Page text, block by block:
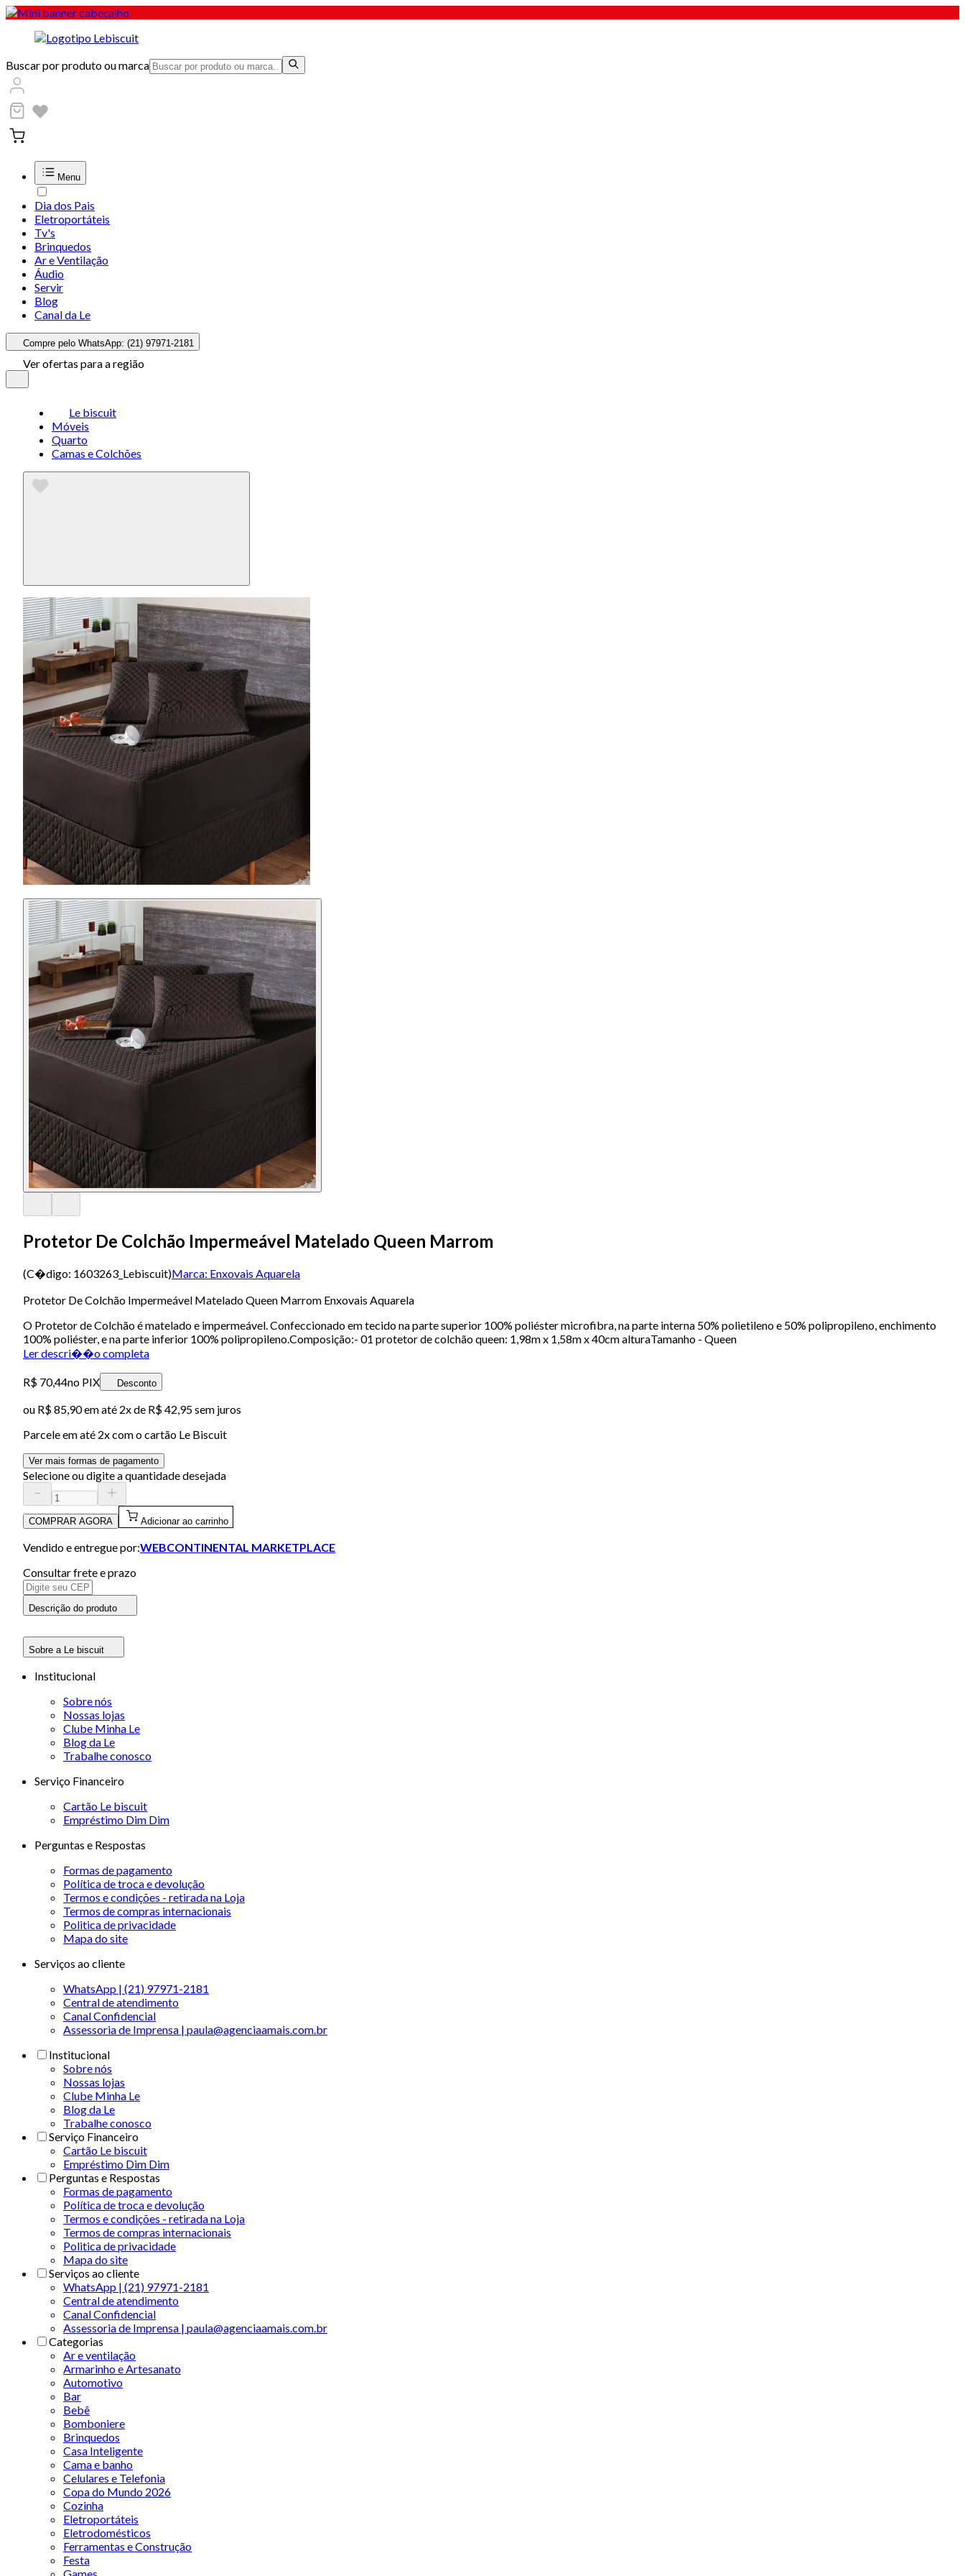
Buscar por produto ou marca
Menu
Dia dos Pais
Eletroportáteis
Tv's
Brinquedos
Ar e Ventilação
Áudio
Servir
Blog
Canal da Le
Compre pelo WhatsApp: (21) 97971-2181
Ver ofertas para a região
Le biscuit
Móveis
Quarto
Camas e Colchões
Protetor De Colchão Impermeável Matelado Queen Marrom
(C�digo: 1603263_Lebiscuit)Marca: Enxovais Aquarela
Protetor De Colchão Impermeável Matelado Queen Marrom Enxovais Aquarela
O Protetor de Colchão é matelado e impermeável. Confeccionado em tecido na parte superior 100% poliéster microfibra, na parte interna 50% polietileno e 50% polipropileno, enchimento
100% poliéster, e na parte inferior 100% polipropileno.Composição:- 01 protetor de colchão queen: 1,98m x 1,58m x 40cm alturaTamanho - Queen
Ler descri��o completa
R$ 70,44no PIX Desconto
ou R$ 85,90em até 2x de R$ 42,95 sem juros
Parcele em até 2x com o cartão Le Biscuit
Ver mais formas de pagamento
Selecione ou digite a quantidade desejada
COMPRAR AGORA Adicionar ao carrinho
Vendido e entregue por:WEBCONTINENTAL MARKETPLACE
Consultar frete e prazo
Descrição do produto
Sobre a Le biscuit
Institucional
Sobre nós
Nossas lojas
Clube Minha Le
Blog da Le
Trabalhe conosco
Serviço Financeiro
Cartão Le biscuit
Empréstimo Dim Dim
Perguntas e Respostas
Formas de pagamento
Política de troca e devolução
Termos e condições - retirada na Loja
Termos de compras internacionais
Politica de privacidade
Mapa do site
Serviços ao cliente
WhatsApp | (21) 97971-2181
Central de atendimento
Canal Confidencial
Assessoria de Imprensa | paula@agenciaamais.com.br
Institucional
Sobre nós
Nossas lojas
Clube Minha Le
Blog da Le
Trabalhe conosco
Serviço Financeiro
Cartão Le biscuit
Empréstimo Dim Dim
Perguntas e Respostas
Formas de pagamento
Política de troca e devolução
Termos e condições - retirada na Loja
Termos de compras internacionais
Politica de privacidade
Mapa do site
Serviços ao cliente
WhatsApp | (21) 97971-2181
Central de atendimento
Canal Confidencial
Assessoria de Imprensa | paula@agenciaamais.com.br
Categorias
Ar e ventilação
Armarinho e Artesanato
Automotivo
Bar
Bebê
Bomboniere
Brinquedos
Casa Inteligente
Cama e banho
Celulares e Telefonia
Copa do Mundo 2026
Cozinha
Eletroportáteis
Eletrodomésticos
Ferramentas e Construção
Festa